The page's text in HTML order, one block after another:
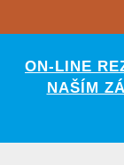
ON-LINE
NAŠÍM